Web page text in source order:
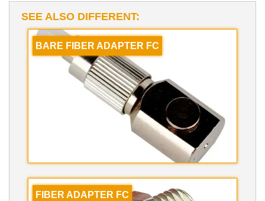
SEE ALSO DIFFERENT:
BARE FIBER ADAPTER FC
FIBER ADAPTER FC